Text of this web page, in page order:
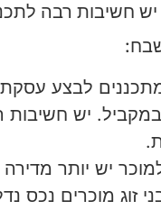
חשיבות רבה
לבצע
יש חשיבות
יש יותר
זוג מוכרים נכס